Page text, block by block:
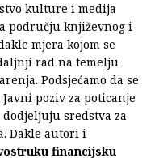
kulture i medija
području književnog i
mjera kojom se
rad na temelju
Podsjećamo da se
poziv za poticanje
sredstva za
Dakle autori i
financijsku